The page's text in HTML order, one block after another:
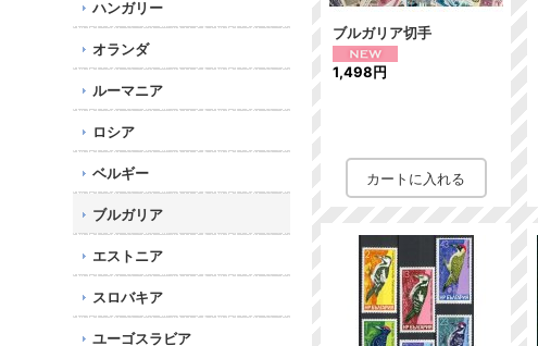
ハンガリー
オランダ
ルーマニア
ロシア
ベルギー
ブルガリア
エストニア
スロバキア
ユーゴスラビア
ブルガリア切手
1,498円